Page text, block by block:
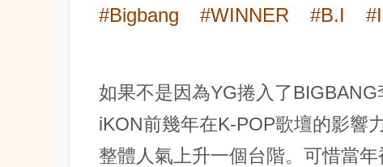
#Bigbang #WINNER #B.I
如果不是因為YG捲入了
iKON前幾年在K-POP歌壇的影響
整體人氣上升一個台階。可惜當